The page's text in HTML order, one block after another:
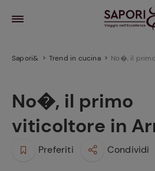
Sapori& Trend in cucina No�, il
No�, il primo
viticoltore in
Preferiti Condividi